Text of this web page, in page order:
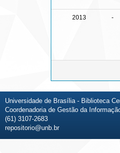
2013 -
Universidade de Brasília - Biblioteca
Coordenadoria de Gestão da
(61) 3107-2683
repositorio@unb.br